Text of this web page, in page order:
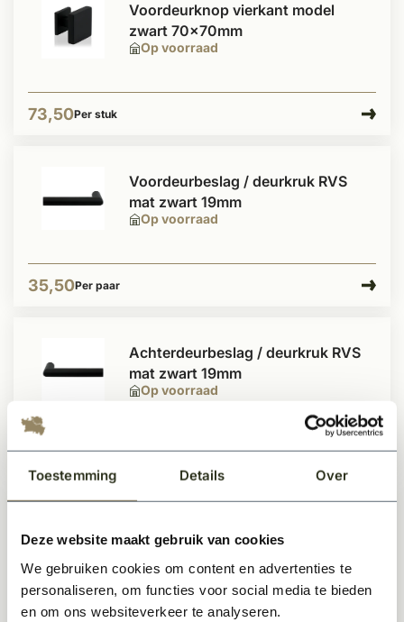
Toestemming Details Over
Deze website maakt gebruik van cookies
We gebruiken cookies om content en advertenties te
personaliseren, om functies voor social media te bieden
en om ons websiteverkeer te analyseren.
Op voorraad
Voordeurknop vierkant model
zwart 70x70mm
73,50Per stuk
Op voorraad
Voordeurbeslag / deurkruk RVS
mat zwart 19mm
35,50Per paar
Op voorraad
Achterdeurbeslag / deurkruk RVS
mat zwart 19mm
59,50
Op voorraad
19mm L-model